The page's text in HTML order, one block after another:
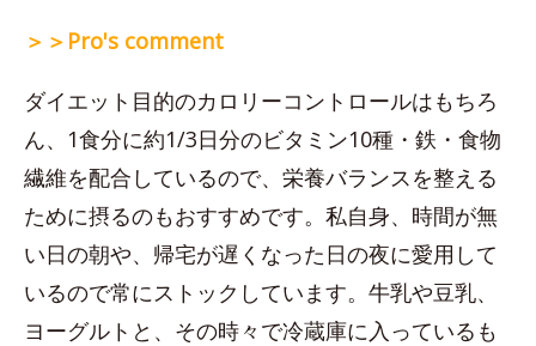
＞＞Pro's comment
ダイエット目的のカロリーコントロールはもちろ
ん、1食分に約1/3日分のビタミン10種・鉄・食物
繊維を配合しているので、栄養バランスを整える
ために摂るのもおすすめです。私自身、時間が無
い日の朝や、帰宅が遅くなった日の夜に愛用して
いるので常にストックしています。牛乳や豆乳、
ヨーグルトと、その時々で冷蔵庫に入っているも